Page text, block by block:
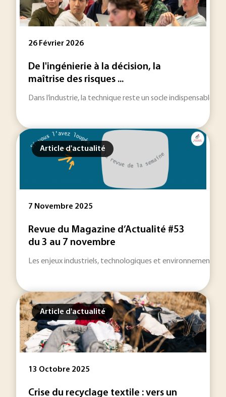
26 Février 2026
De l'ingénierie à la décision, la
maîtrise des risques ...
Dans l’industrie, la technique reste un socle indispensable.
Article d'actualité
7 Novembre 2025
Revue du Magazine d’Actualité #53
du 3 au 7 novembre
Les enjeux industriels, technologiques et
Article d'actualité
13 Octobre 2025
Crise du recyclage textile : vers un